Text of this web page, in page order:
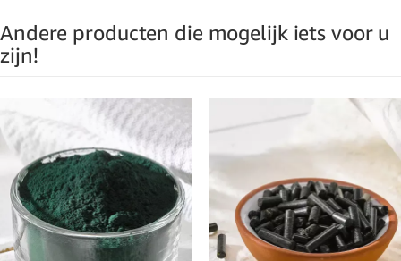
Andere producten die mogelijk iets voor u
zijn!